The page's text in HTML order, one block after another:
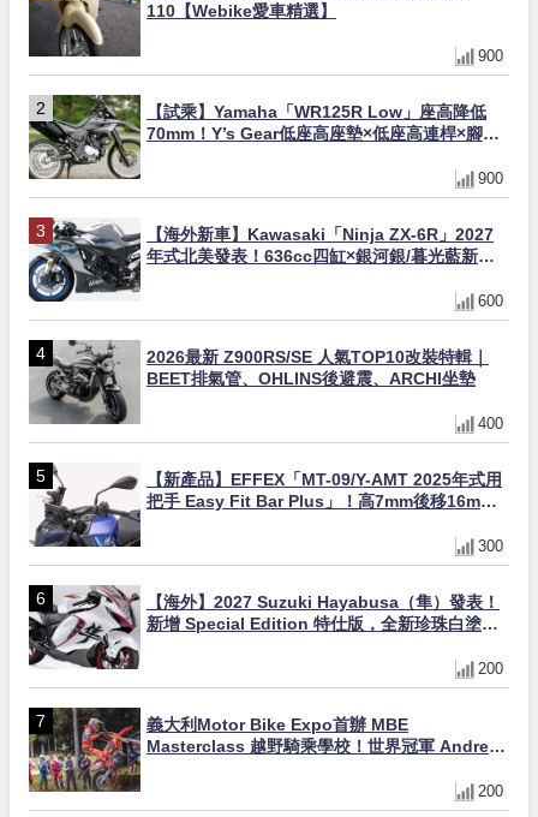
110【Webike愛車精選】
900
【試乘】Yamaha「WR125R Low」座高降低
70mm！Y’s Gear低座高座墊×低座高連桿×腳踏
900
【海外新車】Kawasaki「Ninja ZX-6R」2027
年式北美發表！636cc四缸×銀河銀/暮光藍新色
600
2026最新 Z900RS/SE 人氣TOP10改裝特輯｜
BEET排氣管、OHLINS後避震、ARCHI坐墊
400
【新產品】EFFEX「MT-09/Y-AMT 2025年式用
把手 Easy Fit Bar Plus」！高7mm後移16mm
300
【海外】2027 Suzuki Hayabusa（隼）發表！
新增 Special Edition 特仕版，全新珍珠白塗裝
200
義大利Motor Bike Expo首辦 MBE
Masterclass 越野騎乘學校！世界冠軍 Andrea
200